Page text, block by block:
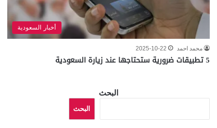
أخبار السعودية
محمد احمد 2025-10-22
5 تطبيقات ضرورية ستحتاجها عند زيارة السعودية
البحث
البحث